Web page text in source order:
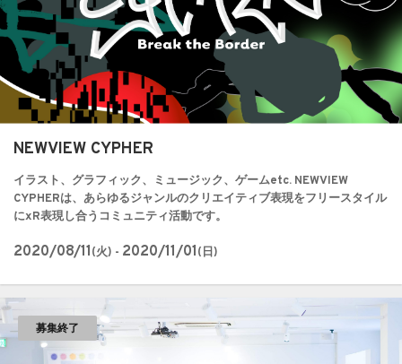
NEWVIEW CYPHER
イラスト、グラフィック、ミュージック、ゲームetc. NEWVIEW
CYPHERは、あらゆるジャンルのクリエイティブ表現をフリースタイル
にxR表現し合うコミュニティ活動です。
2020/08/11(火) - 2020/11/01(日)
募集終了